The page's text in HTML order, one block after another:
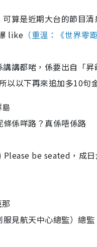
可算是近期大台的節目
like （重溫：《世界零
講都啱，係要出自「
以以下再來追加多10句
係咩路？真係唔係路
be seated，成日
服見航天中心總監）總